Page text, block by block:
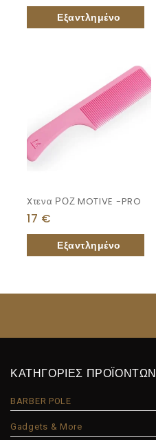
Xτενα ΡΟΖ MOTIVE -PRO
17 €
ΚΑΤΗΓΟΡΙΕΣ ΠΡΟΪΟΝΤΩΝ
BARBER POLE
Gadgets & More